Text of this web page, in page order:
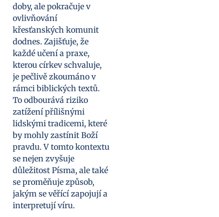
doby, ale pokračuje v
ovlivňování
křesťanských komunit
dodnes. Zajišťuje, že
každé učení a praxe,
kterou církev schvaluje,
je pečlivě zkoumáno v
rámci biblických textů.
To odbourává riziko
zatížení přílišnými
lidskými tradicemi, které
by mohly zastínit Boží
pravdu. V tomto kontextu
se nejen zvyšuje
důležitost Písma, ale také
se proměňuje způsob,
jakým se věřící zapojují a
interpretují víru.